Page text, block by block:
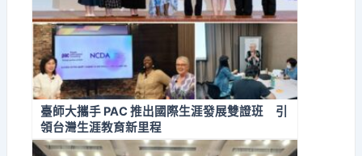
臺師大攜手 PAC 推出國際生涯發展雙證班 引
領台灣生涯教育新里程